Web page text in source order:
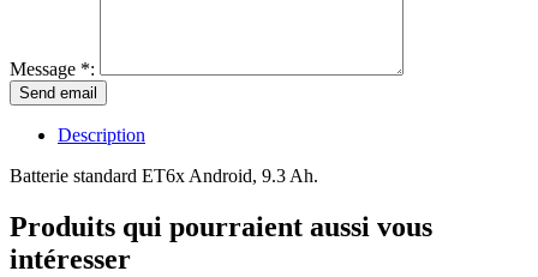
Message *:
Description
Batterie standard ET6x Android, 9.3 Ah.
Produits qui pourraient aussi vous
intéresser